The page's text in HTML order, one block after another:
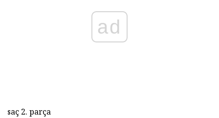
ad
saç 2. parça